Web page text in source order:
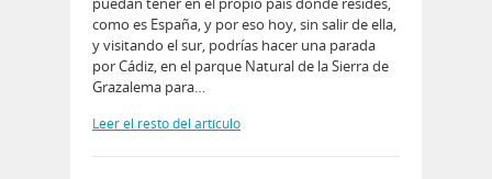
como es España, y por eso hoy, sin salir de ella,
y visitando el sur, podrías hacer una parada
por Cádiz, en el parque Natural de la Sierra de
Grazalema para…
Leer el resto del artículo